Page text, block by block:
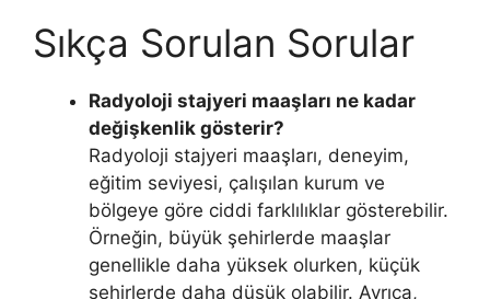
Sıkça Sorulan Sorular
Radyoloji stajyeri maaşları ne kadar
değişkenlik gösterir?
Radyoloji stajyeri maaşları, deneyim,
eğitim seviyesi, çalışılan kurum ve
bölgeye göre ciddi farklılıklar gösterebilir.
Örneğin, büyük şehirlerde maaşlar
genellikle daha yüksek olurken, küçük
şehirlerde daha düşük olabilir. Ayrıca,